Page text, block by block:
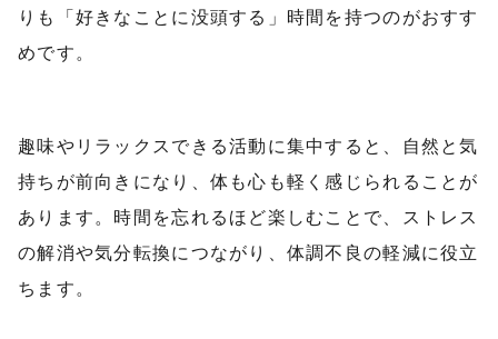
りも「好きなことに没頭する」時間を持つのがおすす
めです。
趣味やリラックスできる活動に集中すると、自然と気
持ちが前向きになり、体も心も軽く感じられることが
あります。時間を忘れるほど楽しむことで、ストレス
の解消や気分転換につながり、体調不良の軽減に役立
ちます。